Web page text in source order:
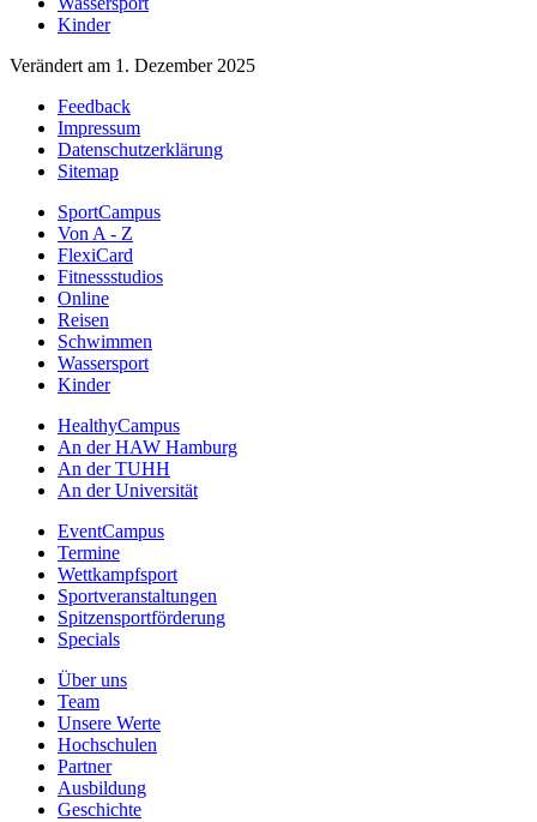
Kinder
Verändert am 1. Dezember 2025
Feedback
Impressum
Datenschutzerklärung
Sitemap
SportCampus
Von A - Z
FlexiCard
Fitnessstudios
Online
Reisen
Schwimmen
Wassersport
Kinder
HealthyCampus
An der HAW Hamburg
An der TUHH
An der Universität
EventCampus
Termine
Wettkampfsport
Sportveranstaltungen
Spitzensportförderung
Specials
Über uns
Team
Unsere Werte
Hochschulen
Partner
Ausbildung
Geschichte